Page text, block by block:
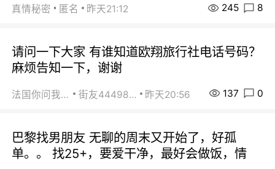
真情秘密 匿名 昨天21:12 245 8
请问一下大家 有谁知道欧翔旅行社电话号码？
麻烦告知一下，谢谢
法国你问我答 街友44498484 昨天20:56 137 0
巴黎找男朋友 无聊的周末又开始了，好孤
单。。 找25+，要爱干净，最好会做饭，情